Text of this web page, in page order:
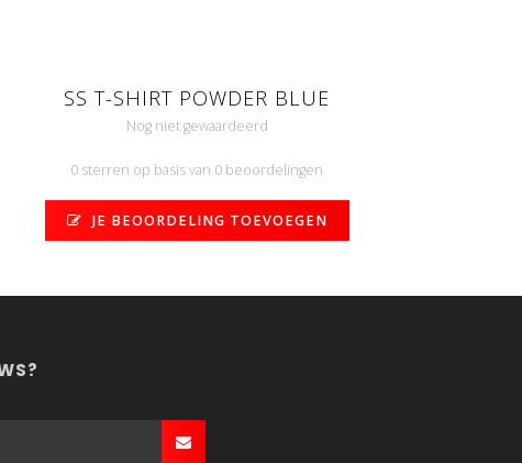
SS T-SHIRT POWDER BLUE
Nog niet gewaardeerd
0 sterren op basis van 0 beoordelingen
JE BEOORDELING TOEVOEGEN